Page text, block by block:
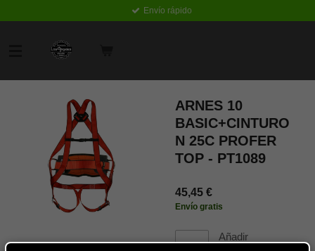
Envío rápido
ARNES 10
BASIC+CINTURO
N 25C PROFER
TOP - PT1089
45,45 €
Envío gratis
Añadir